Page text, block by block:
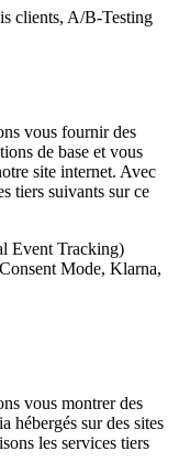
clients, A/B-Testing
vous fournir des
de base et vous
site internet. Avec
tiers suivants sur ce
Event Tracking)
Mode, Klarna,
vous montrer des
hébergés sur des sites
les services tiers